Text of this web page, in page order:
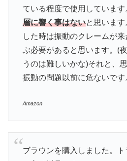
ている程度で使用していま
層に響く事はないと思います
した時は振動のクレームが
ぶ必要があると思います。(
うのは難しいかな)それと、
振動の問題以前に危ないです
Amazon
ブラウンを購入しました。